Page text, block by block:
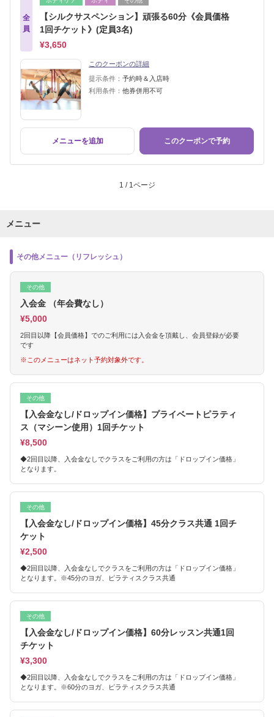
全
員
【シルクサスペンション】頑張る60分《会員価格
1回チケット》(定員3名)
¥3,650
このクーポンの詳細
提示条件： 予約時＆入店時
利用条件： 他券併用不可
メニューを追加 このクーポンで予約
1 / 1ページ
メニュー
その他メニュー（リフレッシュ）
その他
入会金 （年会費なし）
¥5,000
2回目以降【会員価格】でのご利用には入会金を頂戴し、会員登録が必要
です
※このメニューはネット予約対象外です。
その他
【入会金なし/ドロップイン価格】プライベートピラティ
ス（マシーン使用）1回チケット
¥8,500
◆2回目以降、入会金なしでクラスをご利用の方は「ドロップイン価格」
となります。
その他
【入会金なし/ドロップイン価格】45分クラス共通 1回チ
ケット
¥2,500
◆2回目以降、入会金なしでクラスをご利用の方は「ドロップイン価格」
となります。※45分のヨガ、ピラティスクラス共通
その他
【入会金なし/ドロップイン価格】60分レッスン共通1回
チケット
¥3,300
◆2回目以降、入会金なしでクラスをご利用の方は「ドロップイン価格」
となります。※60分のヨガ、ピラティスクラス共通